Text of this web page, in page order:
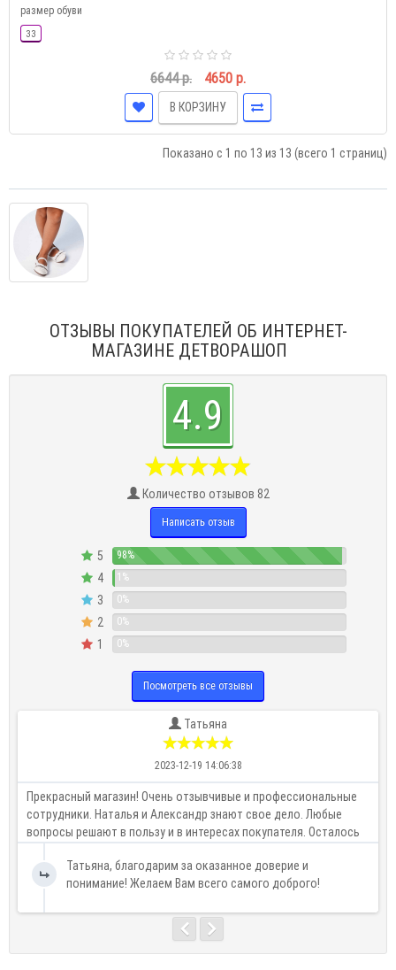
размер обуви
33
6644 р. 4650 р.
В КОРЗИНУ
Показано с 1 по 13 из 13 (всего 1 страниц)
ОТЗЫВЫ ПОКУПАТЕЛЕЙ ОБ ИНТЕРНЕТ-
МАГАЗИНЕ ДЕТВОРАШОП
4.9
Количество отзывов 82
Написать отзыв
5 98%
4 1%
3 0%
2 0%
1 0%
Посмотреть все отзывы
Татьяна
2023-12-19 14:06:38
Прекрасный магазин! Очень отзывчивые и профессиональные
сотрудники. Наталья и Александр знают свое дело. Любые
вопросы решают в пользу и в интересах покупателя. Осталось
рекоменд..Татьяна, благодарим за оказанное доверие и
понимание! Желаем Вам всего самого доброго!